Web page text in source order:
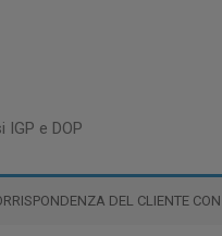
IGP e DOP
DEL CLIENTE